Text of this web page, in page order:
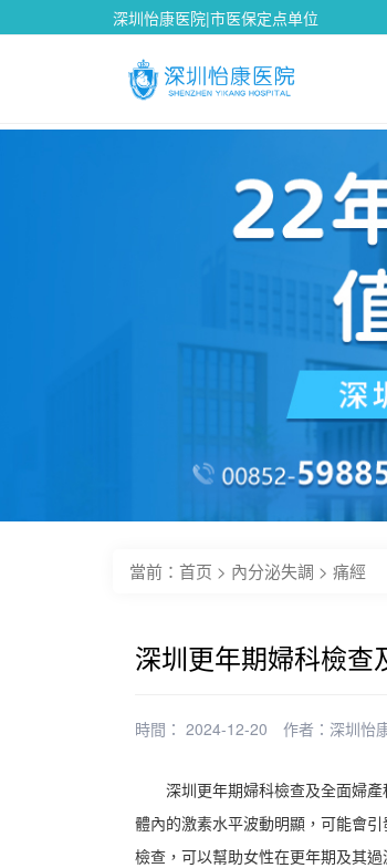
深圳怡康医院|市医保定点单位
當前： 首页 > 內分泌失調 > 痛經
深圳更年期婦科檢查
時間： 2024-12-20 作者： 深圳怡
深圳更年期婦科檢查及全面婦產
體內的激素水平波動明顯，可能會
檢查，可以幫助女性在更年期及其